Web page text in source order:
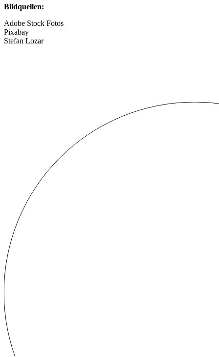
Bildquellen:
Adobe Stock Fotos
Pixabay
Stefan Lozar